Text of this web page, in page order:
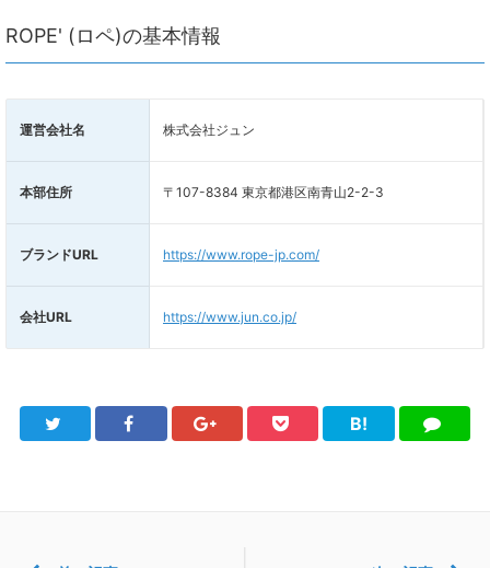
ROPE' (ロペ)の基本情報
運営会社名 株式会社ジュン
本部住所 〒107-8384 東京都港区南青山2-2-3
ブランドURL https://www.rope-jp.com/
会社URL https://www.jun.co.jp/
Twitter FacebookGoogle+Pocket
B!
は
LINE